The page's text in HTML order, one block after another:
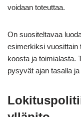
voidaan toteuttaa.
On suositeltavaa
esimerkiksi vuosittain
koosta ja toimialasta.
pysyvät ajan tasalla